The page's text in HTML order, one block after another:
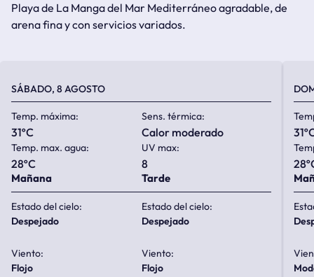
Playa de La Manga del Mar Mediterráneo agradable, de
arena fina y con servicios variados.
SÁBADO, 8 AGOSTO
Temp. máxima:
31ºC
Sens. térmica:
calor moderado
Temp. max. agua:
28ºC
UV max:
8
Mañana
Estado del cielo:
despejado
Viento:
flojo
Tarde
Estado del cielo:
despejado
Viento:
flojo